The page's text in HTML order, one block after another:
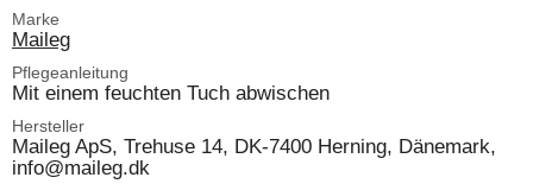
Marke
Maileg
Pflegeanleitung
Mit einem feuchten Tuch abwischen
Hersteller
Maileg ApS, Trehuse 14, DK-7400 Herning, Dänemark,
info@maileg.dk